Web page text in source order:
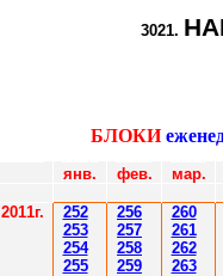
3021.
БЛОКИ
янв. фев. мар.
2011г.
252
253
254
255
256
257
258
259
260
261
262
263